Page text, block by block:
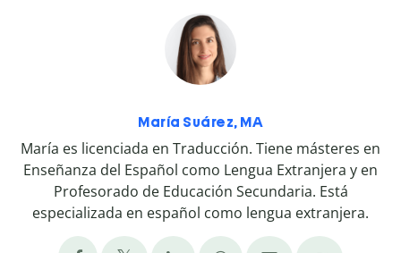
María Suárez, MA
María es licenciada en Traducción. Tiene másteres en
Enseñanza del Español como Lengua Extranjera y en
Profesorado de Educación Secundaria. Está
especializada en español como lengua extranjera.